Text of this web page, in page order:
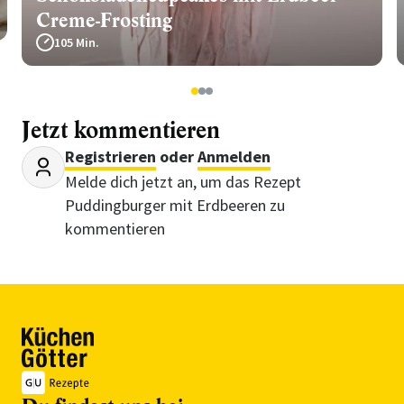
Creme-Frosting
105 Min.
123
Jetzt kommentieren
Registrieren oderAnmelden
Melde dich jetzt an, um das Rezept
Puddingburger mit Erdbeeren zu
kommentieren